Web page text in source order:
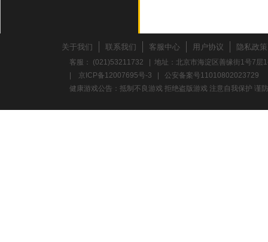
关于我们 联系我们 客服中心 用户协议 隐私政策
客服： (021)53211732 | 地址：北京市海淀区善缘街1号7
京ICP备12007695号-3
公安备案号11010802023729
健康游戏公告：抵制不良游戏 拒绝盗版游戏 注意自我保护 谨